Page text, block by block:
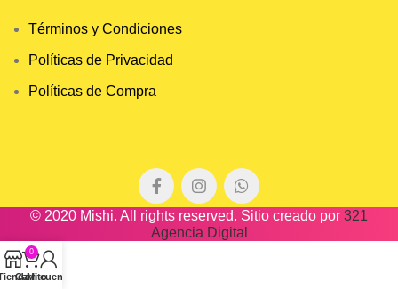
Términos y Condiciones
Políticas de Privacidad
Políticas de Compra
© 2020 Mishi. All rights reserved. Sitio creado por 321
Agencia Digital
0
Carrito
Mi cuenta